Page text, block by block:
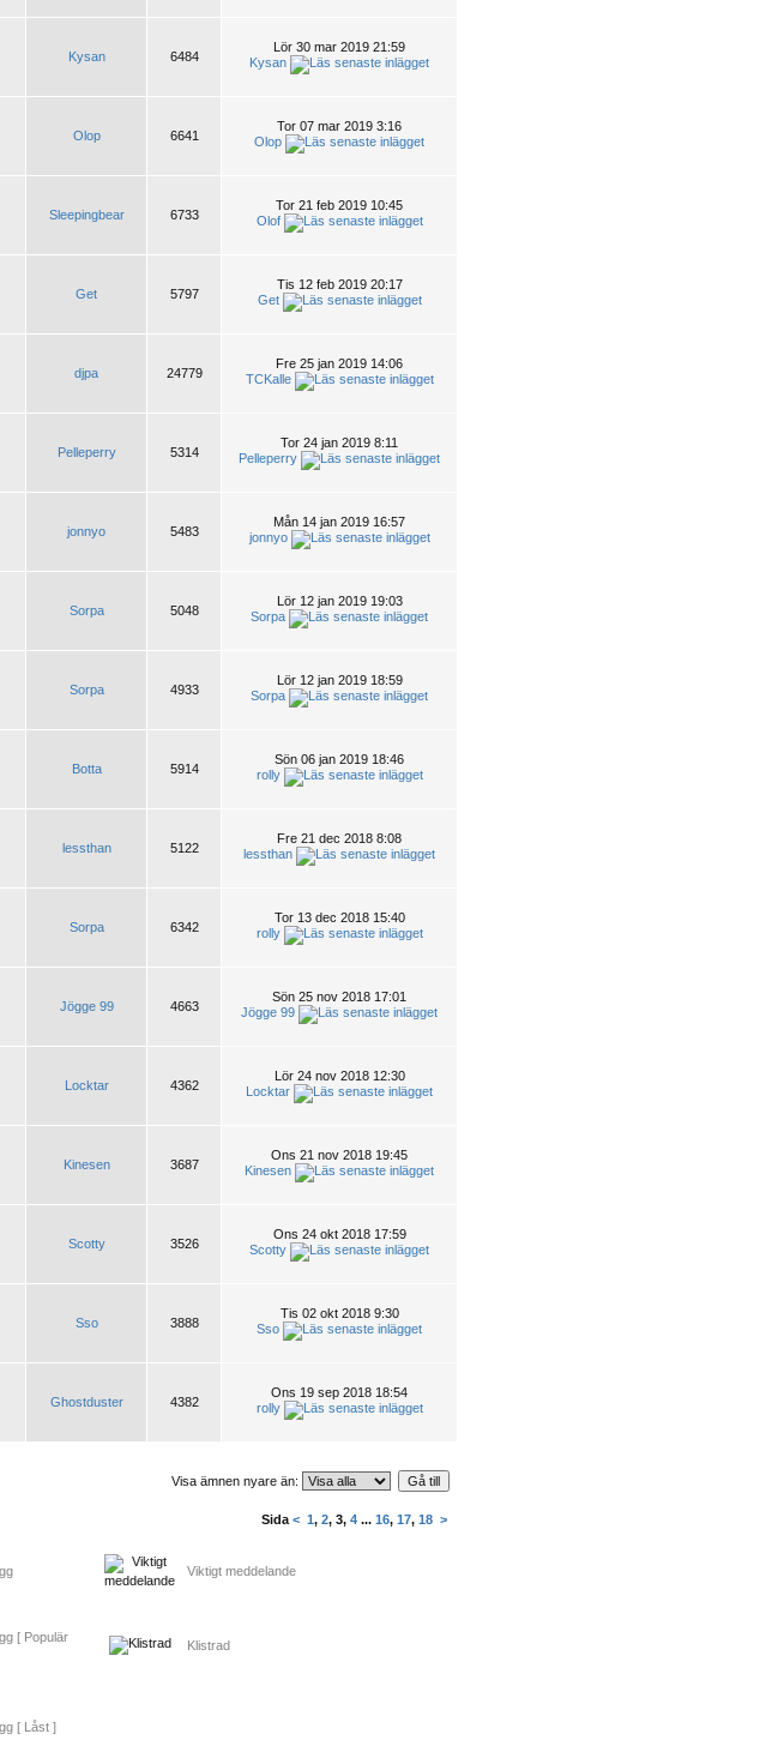
Kysan 6484
Lör 30 mar 2019 21:59
Kysan
Olop 6641
Tor 07 mar 2019 3:16
Olop
Sleepingbear 6733
Tor 21 feb 2019 10:45
Olof
Get 5797
Tis 12 feb 2019 20:17
Get
djpa 24779
Fre 25 jan 2019 14:06
TCKalle
Pelleperry 5314
Tor 24 jan 2019 8:11
Pelleperry
jonnyo 5483
Mån 14 jan 2019 16:57
jonnyo
Sorpa 5048
Lör 12 jan 2019 19:03
Sorpa
Sorpa 4933
Lör 12 jan 2019 18:59
Sorpa
Botta 5914
Sön 06 jan 2019 18:46
rolly
lessthan 5122
Fre 21 dec 2018 8:08
lessthan
Sorpa 6342
Tor 13 dec 2018 15:40
rolly
Jögge 99 4663
Sön 25 nov 2018 17:01
Jögge 99
Locktar 4362
Lör 24 nov 2018 12:30
Locktar
Kinesen 3687
Ons 21 nov 2018 19:45
Kinesen
Scotty 3526
Ons 24 okt 2018 17:59
Scotty
Sso 3888
Tis 02 okt 2018 9:30
Sso
Ghostduster 4382
Ons 19 sep 2018 18:54
rolly
Visa ämnen nyare än:
Sida < 1, 2, 3, 4 ... 16, 17, 18 >
Viktigt meddelande
[ Populär
Klistrad
[ Låst ]